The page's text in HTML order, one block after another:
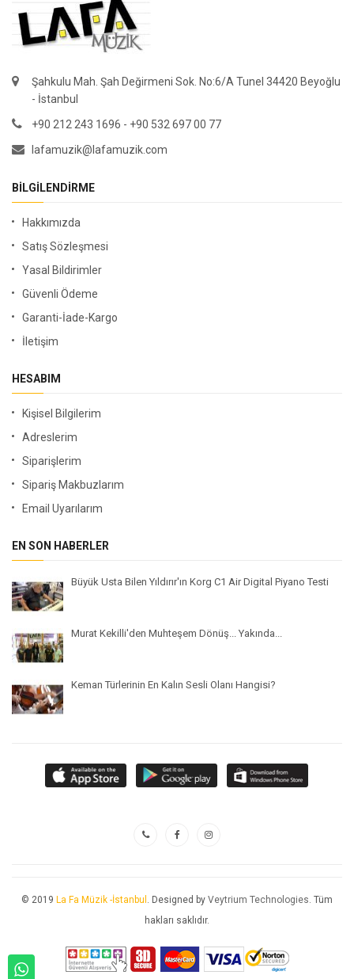
Şahkulu Mah. Şah Değirmeni Sok. No:6/A Tunel 34420 Beyoğlu
- İstanbul
+90 212 243 1696 - +90 532 697 00 77
lafamuzik@lafamuzik.com
BILGILENDIRME
Hakkımızda
Satış Sözleşmesi
Yasal Bildirimler
Güvenli Ödeme
Garanti-İade-Kargo
İletişim
HESABIM
Kişisel Bilgilerim
Adreslerim
Siparişlerim
Sipariş Makbuzlarım
Email Uyarılarım
EN SON HABERLER
Büyük Usta Bilen Yıldırır'ın Korg C1 Air Digital Piyano Testi
Murat Kekilli'den Muhteşem Dönüş... Yakında...
Keman Türlerinin En Kalın Sesli Olanı Hangisi?
© 2019 La Fa Müzik -İstanbul . Designed by Veytrium Technologies. Tüm
hakları saklıdır.